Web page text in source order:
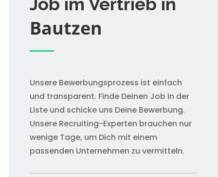
Bautzen
Unsere Bewerbungsprozess ist einfach
und transparent. Finde Deinen Job in der
Liste und schicke uns Deine Bewerbung.
Unsere Recruiting-Experten brauchen nur
wenige Tage, um Dich mit einem
passenden Unternehmen zu vermitteln.